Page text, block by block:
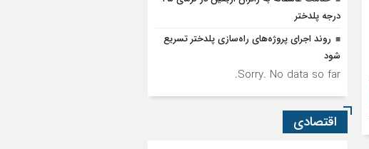
درجه پلدختر
روند اجرای پروژه‌های راه‌سازی پلدختر تسریع
شود
Sorry. No data so far.
اقتصادی